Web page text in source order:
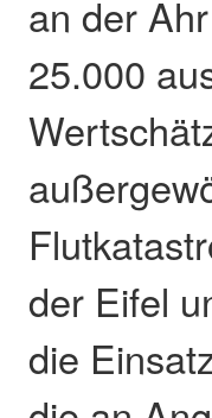
an der
25.000
der Eifel
die